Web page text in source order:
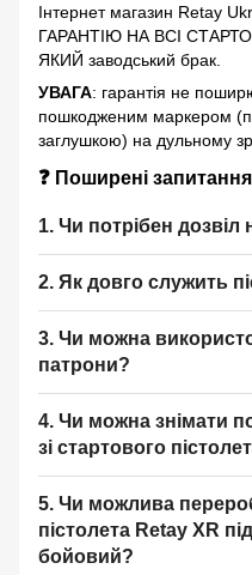
Інтернет магазин Retay
ГАРАНТІЮ НА ВСІ
ЯКИЙ заводський брак.
УВАГА: гарантія не
пошкодженим маркером
заглушкою) на дульному
❓ Поширені
1. Чи потрібен дозвіл
2. Як довго служить
3. Чи можна
патрони?
4. Чи можна знімати
зі стартового
5. Чи можлива
пістолета Retay XR
бойовий?